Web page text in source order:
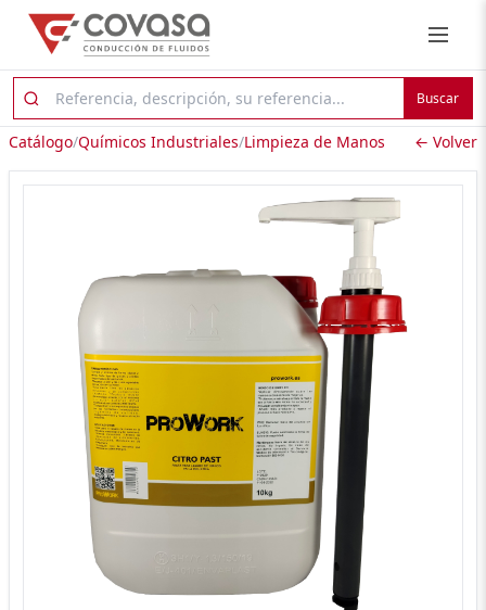
Buscar
Catálogo/Químicos Industriales/Limpieza de Manos ← Volver